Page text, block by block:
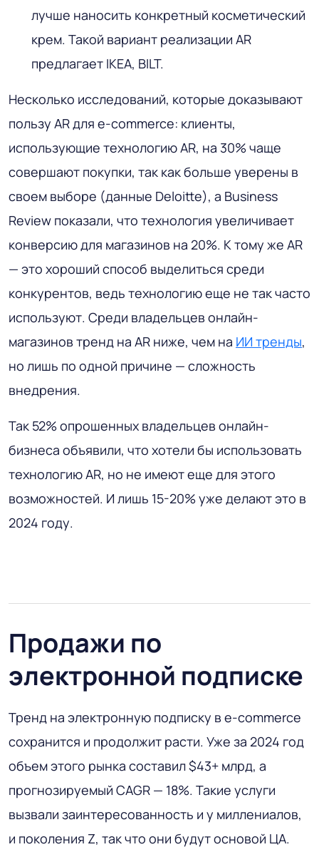
лучше наносить конкретный косметический
крем. Такой вариант реализации AR
предлагает IKEA, BILT.
Несколько исследований, которые доказывают
пользу AR для e-commerce: клиенты,
использующие технологию AR, на 30% чаще
совершают покупки, так как больше уверены в
своем выборе (данные Deloitte), а Business
Review показали, что технология увеличивает
конверсию для магазинов на 20%. К тому же AR
— это хороший способ выделиться среди
конкурентов, ведь технологию еще не так часто
используют. Среди владельцев онлайн-
магазинов тренд на AR ниже, чем на ИИ тренды,
но лишь по одной причине — сложность
внедрения.
Так 52% опрошенных владельцев онлайн-
бизнеса объявили, что хотели бы использовать
технологию AR, но не имеют еще для этого
возможностей. И лишь 15-20% уже делают это в
2024 году.
Продажи по
электронной подписке
Тренд на электронную подписку в e-commerce
сохранится и продолжит расти. Уже за 2024 год
объем этого рынка составил $43+ млрд, а
прогнозируемый CAGR — 18%. Такие услуги
вызвали заинтересованность и у миллениалов,
и поколения Z, так что они будут основой ЦА.